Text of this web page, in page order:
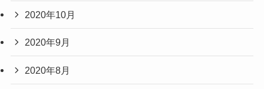
2020年10月
2020年9月
2020年8月